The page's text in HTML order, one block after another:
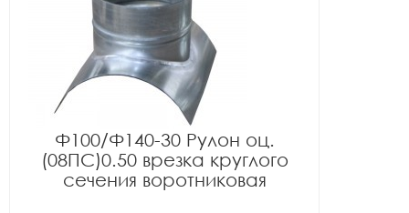
Ф100/Ф140-30 Рулон оц.
(08ПС)0.50 врезка круглого
сечения воротниковая